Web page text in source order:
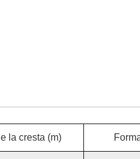
la cresta (m)